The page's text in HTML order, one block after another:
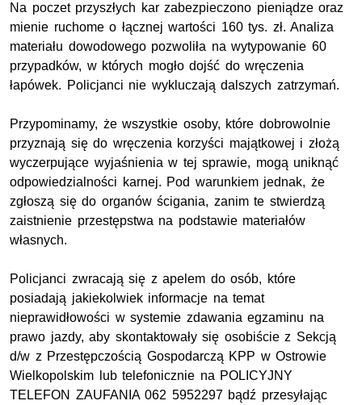
Na poczet przyszłych kar zabezpieczono pieniądze oraz
mienie ruchome o łącznej wartości 160 tys. zł. Analiza
materiału dowodowego pozwoliła na wytypowanie 60
przypadków, w których mogło dojść do wręczenia
łapówek. Policjanci nie wykluczają dalszych zatrzymań.
Przypominamy, że wszystkie osoby, które dobrowolnie
przyznają się do wręczenia korzyści majątkowej i złożą
wyczerpujące wyjaśnienia w tej sprawie, mogą uniknąć
odpowiedzialności karnej. Pod warunkiem jednak, że
zgłoszą się do organów ścigania, zanim te stwierdzą
zaistnienie przestępstwa na podstawie materiałów
własnych.
Policjanci zwracają się z apelem do osób, które
posiadają jakiekolwiek informacje na temat
nieprawidłowości w systemie zdawania egzaminu na
prawo jazdy, aby skontaktowały się osobiście z Sekcją
d/w z Przestępczością Gospodarczą KPP w Ostrowie
Wielkopolskim lub telefonicznie na POLICYJNY
TELEFON ZAUFANIA 062 5952297 bądź przesyłając